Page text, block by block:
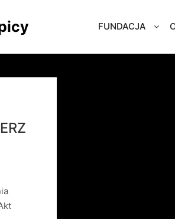
FUNDACJA